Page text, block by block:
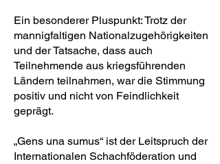
Ein besonderer Pluspunkt: Trotz der
mannigfaltigen Nationalzugehörigkeiten
und der Tatsache, dass auch
Teilnehmende aus kriegsführenden
Ländern teilnahmen, war die Stimmung
positiv und nicht von Feindlichkeit
geprägt.
„Gens una sumus“ ist der Leitspruch der
Internationalen Schachföderation und